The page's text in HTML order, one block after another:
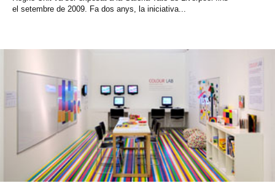
el setembre de 2009. Fa dos anys, la iniciativa...